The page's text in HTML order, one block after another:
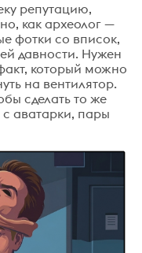
репутацию,
как археолог —
фотки со вписок,
давности. Нужен
который можно
на вентилятор.
сделать то же
аватарки, пары